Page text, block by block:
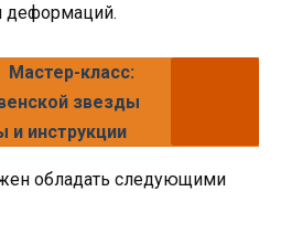
деформаций.
Мастер-класс:
звезды
и инструкции
обладать следующими